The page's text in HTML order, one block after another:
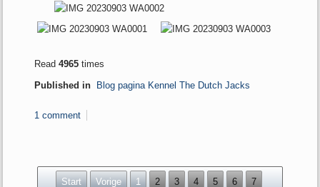
Read4965 times
Published in
Blog pagina Kennel The Dutch Jacks
1 comment
Start Vorige 1 2 3 4 5 6 7